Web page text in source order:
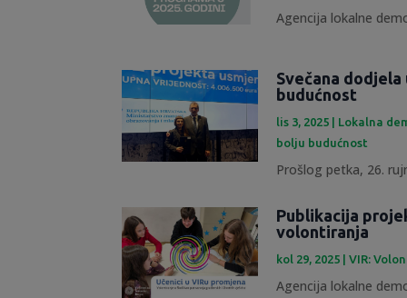
Agencija lokalne
Svečana
budućnost
lis 3, 2025 | Lokalna
bolju budućnost
Prošlog petka, 26.
Publikacija
volontiranja
kol 29, 2025 |VIR:
Agencija lokalne